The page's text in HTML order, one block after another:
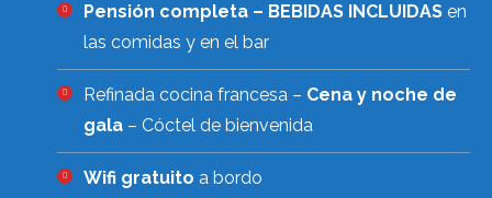
Pensión completa – BEBIDAS INCLUIDAS en
las comidas y en el bar
Refinada cocina francesa – Cena y noche de
gala – Cóctel de bienvenida
Wifi gratuito a bordo